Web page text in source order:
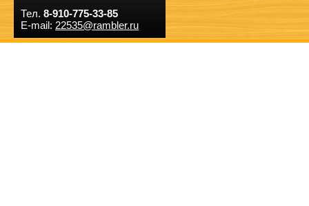
Тел. 8-910-775-33-85
E-mail: 22535@rambler.ru